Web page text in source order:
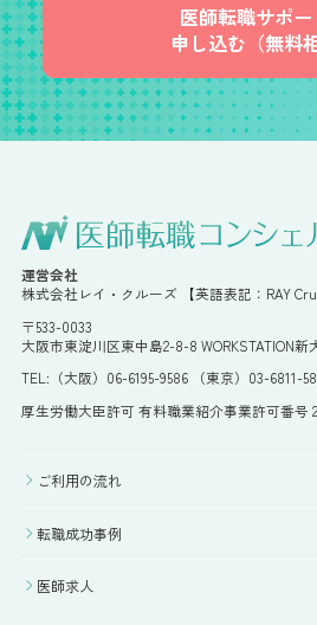
医師転職サポー
申し込む（無料
運営会社
株式会社レイ・クルーズ 【英語表記：RAY
〒533-0033
大阪市東淀川区東中島2-8-8 WORKSTATION新
TEL:（大阪）06-6195-9586 （東京）03-6811-
厚生労働大臣許可 有料職業紹介事業許可番号
ご利用の流れ
転職成功事例
医師求人